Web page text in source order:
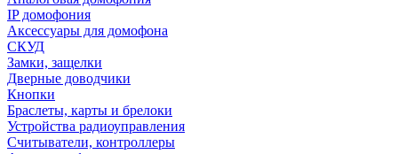
IP домофония
Аксессуары для домофона
СКУД
Замки, защелки
Дверные доводчики
Кнопки
Браслеты, карты и брелоки
Устройства радиоуправления
Считыватели, контроллеры